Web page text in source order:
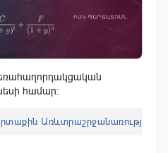
համար:
Առևտրաշրջանառություն